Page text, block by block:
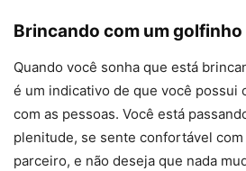
Brincando com um golfinho
Quando você sonha que está
é um indicativo de que você possui
com as pessoas. Você está
plenitude, se sente confortável
parceiro, e não deseja que nada